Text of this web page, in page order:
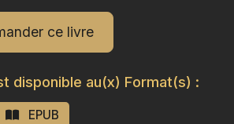
ce livre
disponible au(x) Format(s) :
EPUB